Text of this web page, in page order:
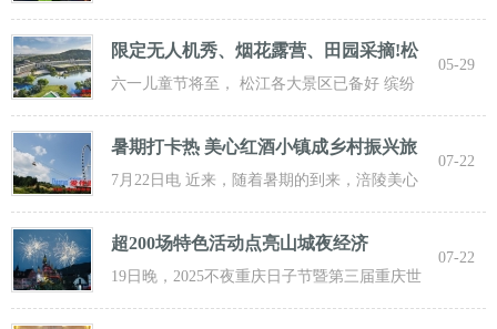
步“复苏” 粉白嫣红的花朵浮于水面 趁花期正
限定无人机秀、烟花露营、田园采摘!松
江遛
六一儿童节将至， 松江各大景区已备好 缤纷
活动与超值福利， 从主题乐土到田园乡野，
05-29
暑期打卡热 美心红酒小镇成乡村振兴旅
游新
7月22日电 近来，随着暑期的到来，涪陵美心
红酒小镇迎来了大批游客前来打卡，
07-22
超200场特色活动点亮山城夜经济
19日晚，2025不夜重庆日子节暨第三届重庆世
界啤酒文化节发动活动在重庆市九龙坡
07-22